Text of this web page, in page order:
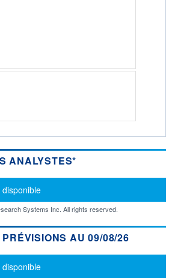
ANALYSTES*
Systems Inc. All rights reserved.
AU 09/08/26